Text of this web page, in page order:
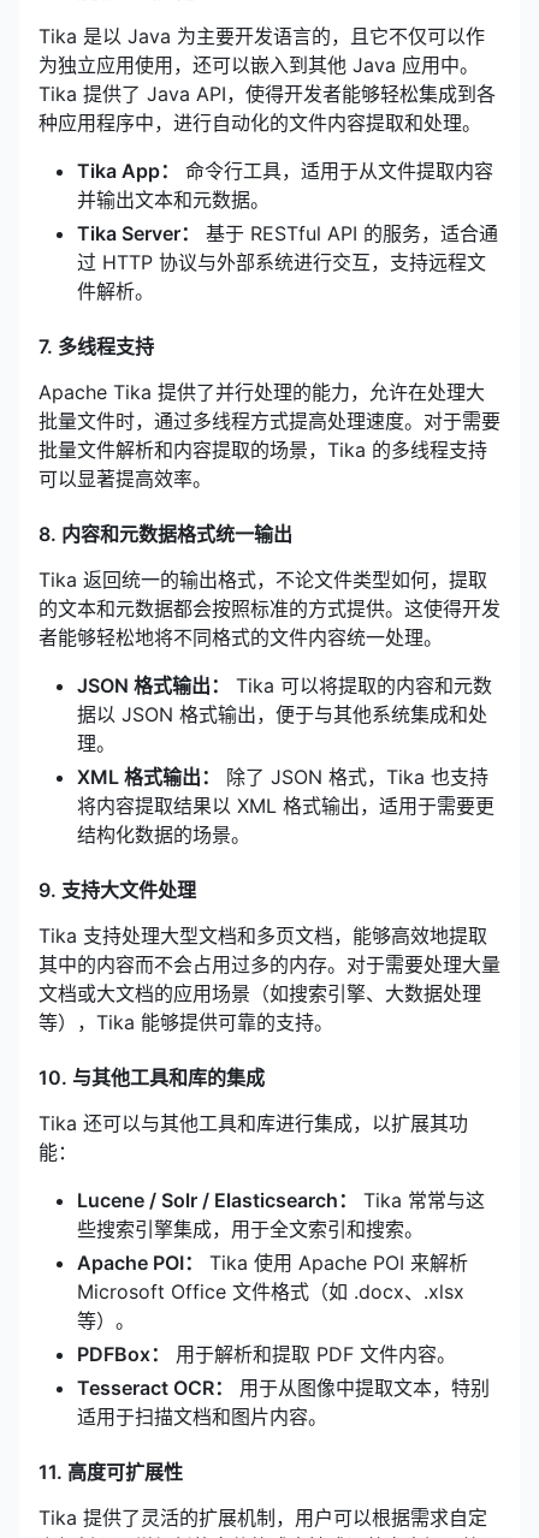
Tika 是以 Java 为主要开发语言的，且它不仅可以作
为独立应用使用，还可以嵌入到其他 Java 应用中。
Tika 提供了 Java API，使得开发者能够轻松集成到各
种应用程序中，进行自动化的文件内容提取和处理。
Tika App：
命令行工具，适用于从文件提取内容
并输出文本和元数据。
Tika Server：
基于 RESTful API 的服务，适合通
过 HTTP 协议与外部系统进行交互，支持远程文
件解析。
7. 多线程支持
Apache Tika 提供了并行处理的能力，允许在处理大
批量文件时，通过多线程方式提高处理速度。对于需要
批量文件解析和内容提取的场景，Tika 的多线程支持
可以显著提高效率。
8. 内容和元数据格式统一输出
Tika 返回统一的输出格式，不论文件类型如何，提取
的文本和元数据都会按照标准的方式提供。这使得开发
者能够轻松地将不同格式的文件内容统一处理。
JSON 格式输出：
Tika 可以将提取的内容和元数
据以 JSON 格式输出，便于与其他系统集成和处
理。
XML 格式输出：
除了 JSON 格式，Tika 也支持
将内容提取结果以 XML 格式输出，适用于需要更
结构化数据的场景。
9. 支持大文件处理
Tika 支持处理大型文档和多页文档，能够高效地提取
其中的内容而不会占用过多的内存。对于需要处理大量
文档或大文档的应用场景（如搜索引擎、大数据处理
等），Tika 能够提供可靠的支持。
10. 与其他工具和库的集成
Tika 还可以与其他工具和库进行集成，以扩展其功
能：
Lucene / Solr / Elasticsearch：
Tika 常常与这
些搜索引擎集成，用于全文索引和搜索。
Apache POI：
Tika 使用 Apache POI 来解析
Microsoft Office 文件格式（如 .docx、.xlsx
等）。
PDFBox：
用于解析和提取 PDF 文件内容。
Tesseract OCR：
用于从图像中提取文本，特别
适用于扫描文档和图片内容。
11. 高度可扩展性
Tika 提供了灵活的扩展机制，用户可以根据需求自定